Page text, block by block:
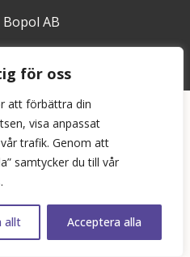
för oss
att förbättra din
visa anpassat
trafik. Genom att
samtycker du till vår
allt Acceptera alla
Bopol AB
90 06